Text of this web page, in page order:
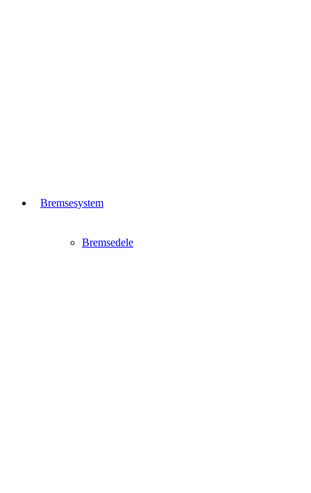
Bremsesystem
Bremsedele